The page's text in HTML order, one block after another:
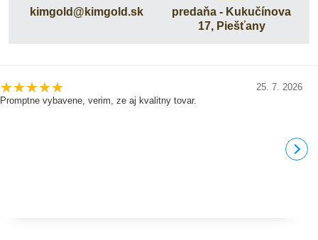
kimgold​@kimgold​.sk
predaňa - Kukučínova
17, Piešťany
25. 7. 2026
Promptne vybavene, verim, ze aj kvalitny tovar.